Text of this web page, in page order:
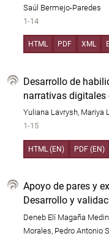
Saúl Bermejo-Paredes
1-14
HTML PDF XML
Desarrollo de
narrativas digitales
Yuliana Lavrysh, Mariya
1-15
HTML (EN) PDF (EN)
Apoyo de pares y
Desarrollo y
Deneb Elí Magaña
Morales, Pedro Antonio